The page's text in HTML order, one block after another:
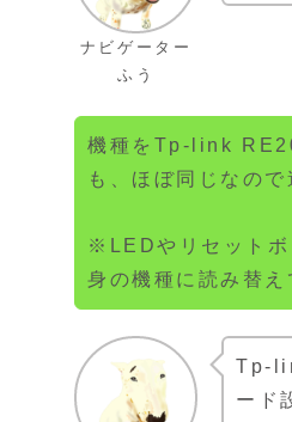
ナビゲーター
ふう
機種をTp-link
も、ほぼ同じなの
※LEDやリセットボ
身の機種に読み替え
Tp-
ード